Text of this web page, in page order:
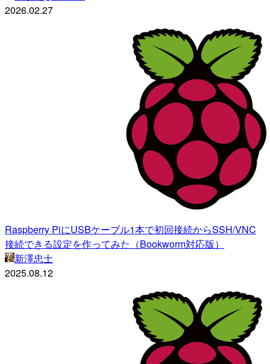
2026.02.27
Raspberry PiにUSBケーブル1本で初回接続からSSH/VNC
接続できる設定を作ってみた（Bookworm対応版）
新澤忠士
2025.08.12